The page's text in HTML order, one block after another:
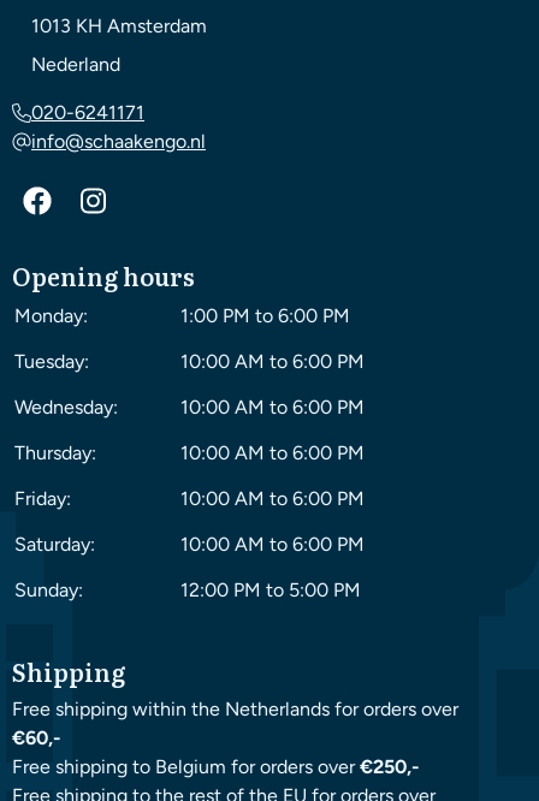
1013 KH Amsterdam
Nederland
020-6241171
info@schaakengo.nl
Opening hours
Monday:
1:00 PM to 6:00 PM
Tuesday:
10:00 AM to 6:00 PM
Wednesday:
10:00 AM to 6:00 PM
Thursday:
10:00 AM to 6:00 PM
Friday:
10:00 AM to 6:00 PM
Saturday:
10:00 AM to 6:00 PM
Sunday:
12:00 PM to 5:00 PM
Shipping
Free shipping within the Netherlands for orders over
€60,-
Free shipping to Belgium for orders over€250,-
Free shipping to the rest of the EU for orders over